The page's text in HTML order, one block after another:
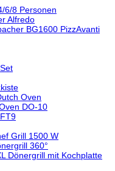
6/8 Personen
Alfredo
BG1600 PizzAvanti
Oven
DO-10
Grill 1500 W
360°
Dönergrill mit Kochplatte